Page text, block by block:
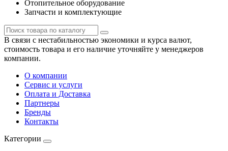
Отопительное оборудование
Запчасти и комплектующие
В связи с нестабильностью экономики и курса валют,
стоимость товара и его наличие уточняйте у менеджеров
компании.
О компании
Сервис и услуги
Оплата и Доставка
Партнеры
Бренды
Контакты
Категории